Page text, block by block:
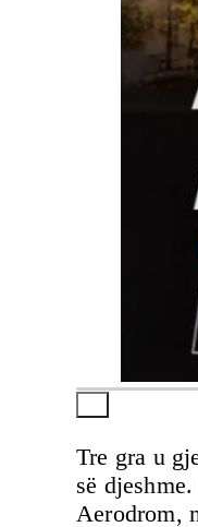
Tre gra u
së
Aerodrom,